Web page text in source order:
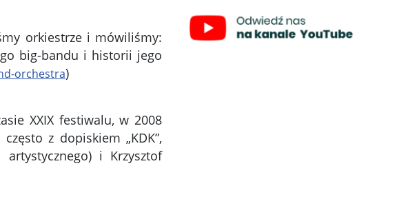
orkiestrze i mówiliśmy:
big-bandu i historii jego
orchestra)
XXIX festiwalu, w 2008
z dopiskiem „KDK”,
i Krzysztof